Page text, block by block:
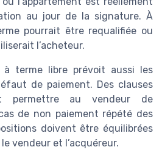
au jour de la signature. À
pourrait être requalifiée ou
l’acheteur.
terme libre prévoit aussi les
de paiement. Des clauses
permettre au vendeur de
de non paiement répété des
doivent être équilibrées
vendeur et l’acquéreur.